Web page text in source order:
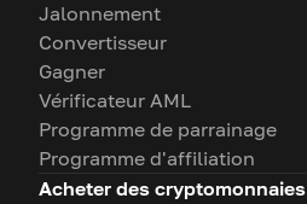
Jalonnement
Convertisseur
Gagner
Vérificateur AML
Programme de parrainage
Programme d'affiliation
Acheter des cryptomonnaies